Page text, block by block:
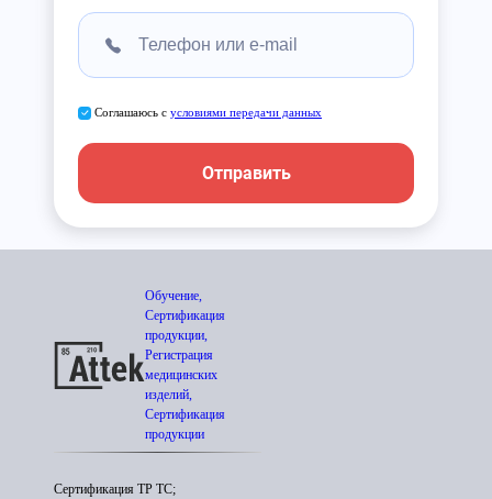
Соглашаюсь с условиями передачи данных
Отправить
Обучение,
Сертификация
продукции,
Регистрация
медицинских
изделий,
Сертификация
продукции
Сертификация ТР ТС;